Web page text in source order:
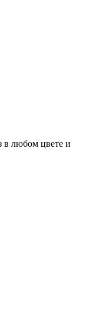
в любом цвете и